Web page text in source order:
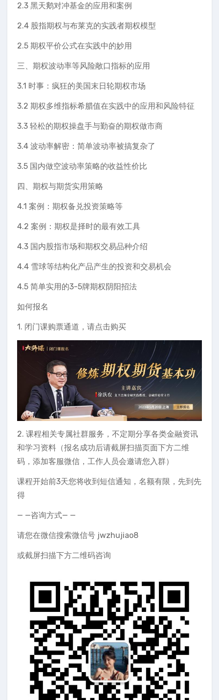
2.3 黑天鹅对冲基金的应用和案例
2.4 股指期权与布莱克的实践者期权模型
2.5 期权平价公式在实践中的妙用
三、期权波动率等风险敞口指标的应用
3.1 时事：疯狂的美国末日轮期权市场
3.2 期权多维指标希腊值在实践中的应用和风险特征
3.3 轻松的期权操盘手与勤奋的期权做市商
3.4 波动率解密：简单波动率被搞复杂了
3.5 国内做空波动率策略的收益性价比
四、期权与期货实用策略
4.1 案例：期权备兑投资策略等
4.2 案例：期权是择时的最有效工具
4.3 国内股指市场和期权交易品种介绍
4.4 雪球等结构化产品产生的投资和交易机会
4.5 简单实用的3-5牌期权阴阳招法
如何报名
1. 闭门课购票通道，请点击购买
2. 课程相关专属社群服务，不定期分享各类金融资讯
和学习资料（报名成功后请截屏扫描页面下方二维
码，添加客服微信，工作人员会邀请您入群）
课程开始前3天您将收到短信通知，名额有限，先到先
得
— —咨询方式— —
请您在微信搜索微信号 jwzhujiao8
或截屏扫描下方二维码咨询